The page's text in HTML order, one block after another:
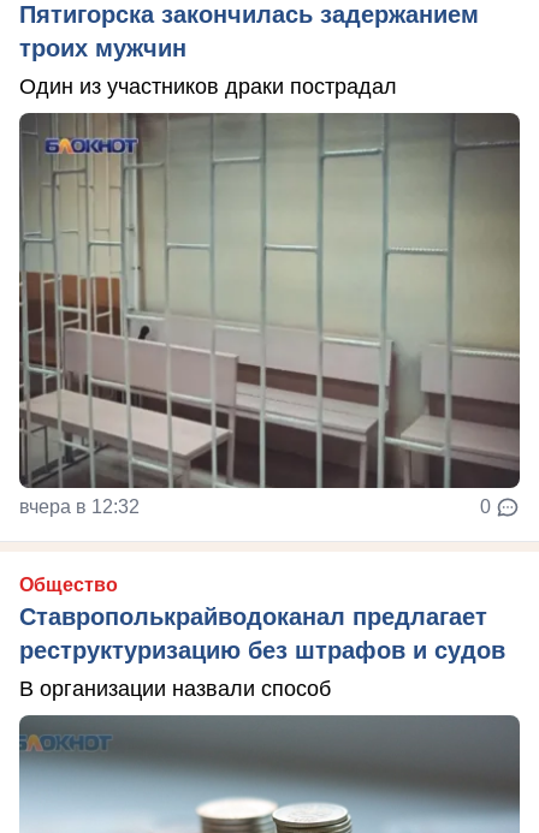
Пятигорска закончилась задержанием
троих мужчин
Один из участников драки пострадал
вчера в 12:32 0
Общество
Ставрополькрайводоканал предлагает
реструктуризацию без штрафов и судов
В организации назвали способ